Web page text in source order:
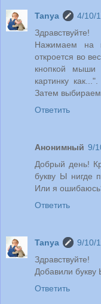
Tanya
4/10/
Здравствуйте!
Нажимаем на
откроется во
кнопкой мыши
картинку
Затем выбираем
Ответить
Анонимный 9/
Добрый день!
букву Ы нигде
Или я
Ответить
Tanya
9/10/
Здравствуйте!
Добавили букву
Ответить